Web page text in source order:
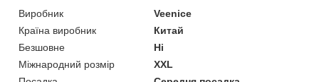
Виробник
Veenice
Країна виробник
Китай
Безшовне
Ні
Міжнародний розмір
XXL